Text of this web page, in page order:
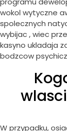
wokol wytyczne
spolecznych
wybijac , wiec
kasyno ukladaja
bodzcow
W przypadku,